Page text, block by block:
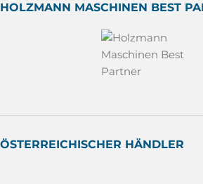
HOLZMANN MASCHINEN BEST
ÖSTERREICHISCHER HÄNDLER